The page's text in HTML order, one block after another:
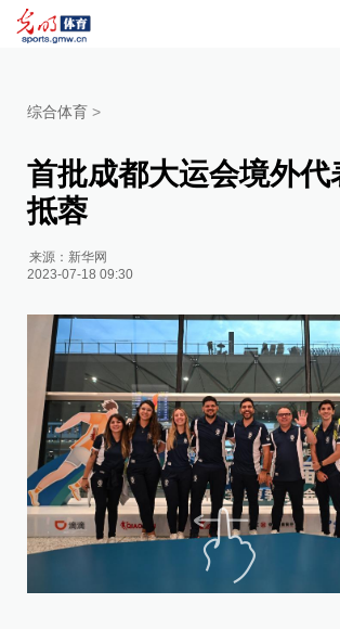
综合体育 >
首批成都大运会境外代
抵蓉
来源： 新华网
2023-07-18 09:30